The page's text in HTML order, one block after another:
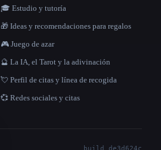
🎓 Estudio y tutoría
🎁 Ideas y recomendaciones para regalos
🎮 Juego de azar
🔮 La IA, el Tarot y la adivinación
💘 Perfil de citas y línea de recogida
💞 Redes sociales y citas